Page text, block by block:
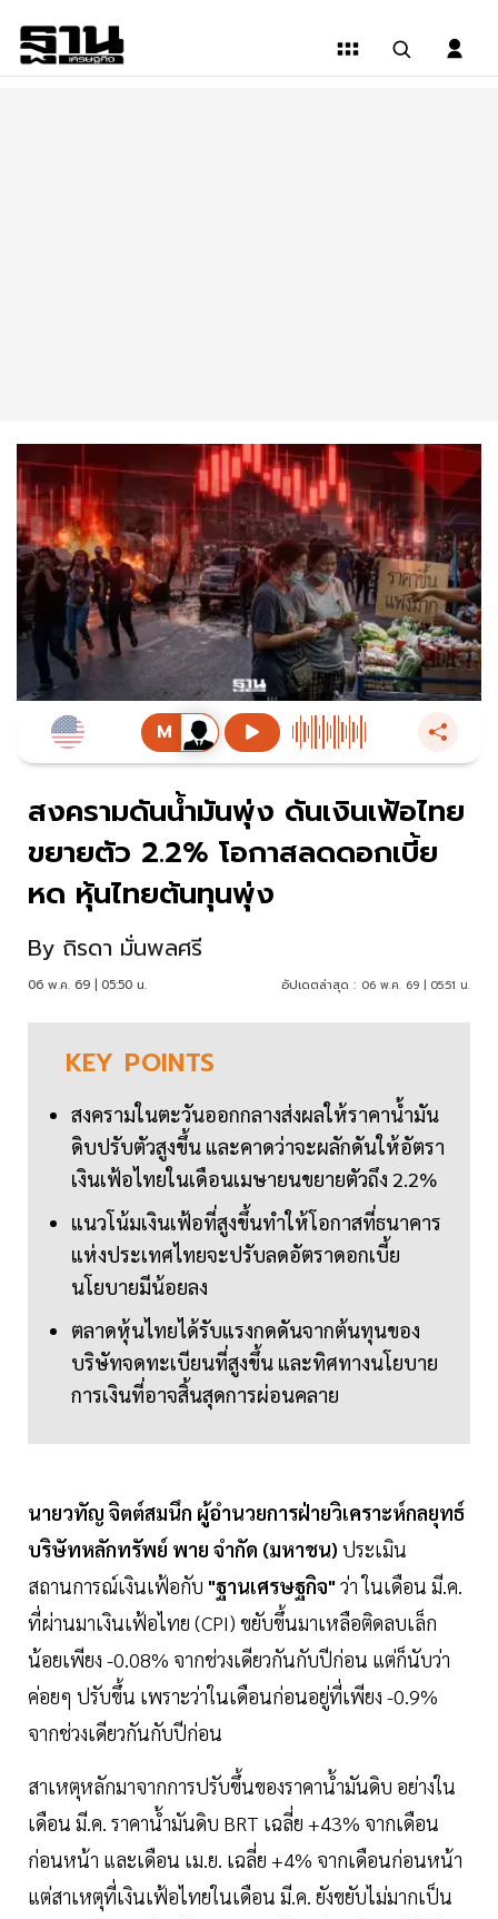
สงครามดันน้ำมันพุ่ง ดันเงินเฟ้อไทย
ขยายตัว 2.2% โอกาสลดดอกเบี้ย
หด หุ้นไทยต้นทุนพุ่ง
By ถิรดา มั่นพลศรี
06 พ.ค. 69 | 05:50 น. อัปเดตล่าสุด : 06 พ.ค. 69 | 05:51 น.
KEY POINTS
สงครามในตะวันออกกลางส่งผลให้ราคาน้ำมัน
ดิบปรับตัวสูงขึ้น และคาดว่าจะผลักดันให้อัตรา
เงินเฟ้อไทยในเดือนเมษายนขยายตัวถึง 2.2%
แนวโน้มเงินเฟ้อที่สูงขึ้นทำให้โอกาสที่ธนาคาร
แห่งประเทศไทยจะปรับลดอัตราดอกเบี้ย
นโยบายมีน้อยลง
ตลาดหุ้นไทยได้รับแรงกดดันจากต้นทุนของ
บริษัทจดทะเบียนที่สูงขึ้น และทิศทางนโยบาย
การเงินที่อาจสิ้นสุดการผ่อนคลาย
นายวทัญ จิตต์สมนึก ผู้อำนวยการฝ่ายวิเคราะห์กลยุทธ์
บริษัทหลักทรัพย์ พาย จำกัด (มหาชน) ประเมิน
สถานการณ์เงินเฟ้อกับ "ฐานเศรษฐกิจ" ว่า ในเดือน มี.ค.
ที่ผ่านมาเงินเฟ้อไทย (CPI) ขยับขึ้นมาเหลือติดลบเล็ก
น้อยเพียง -0.08% จากช่วงเดียวกันกับปีก่อน แต่ก็นับว่า
ค่อยๆ ปรับขึ้น เพราะว่าในเดือนก่อนอยู่ที่เพียง -0.9%
จากช่วงเดียวกันกับปีก่อน
สาเหตุหลักมาจากการปรับขึ้นของราคาน้ำมันดิบ อย่างใน
เดือน มี.ค. ราคาน้ำมันดิบ BRT เฉลี่ย +43% จากเดือน
ก่อนหน้า และเดือน เม.ย. เฉลี่ย +4% จากเดือนก่อนหน้า
แต่สาเหตุที่เงินเฟ้อไทยในเดือน มี.ค. ยังขยับไม่มากเป็น